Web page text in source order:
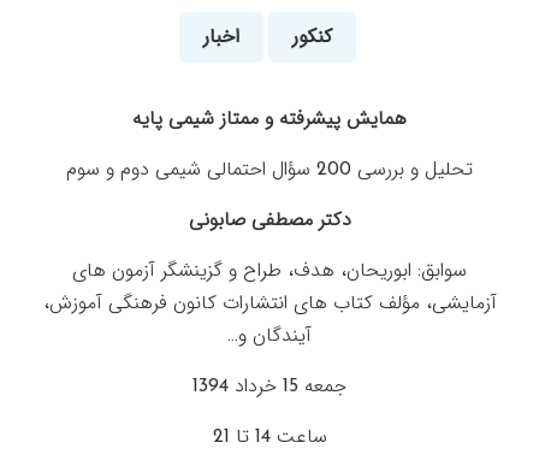
اخبار کنکور
همایش پیشرفته و ممتاز شیمی پایه
تحلیل و بررسی 200 سؤال احتمالی شیمی دوم و سوم
دکتر مصطفی صابونی
سوابق: ابوریحان، هدف، طراح و گزینشگر آزمون های
آزمایشی، مؤلف کتاب های انتشارات کانون فرهنگی آموزش،
آیندگان و…
جمعه 15 خرداد 1394
ساعت 14 تا 21